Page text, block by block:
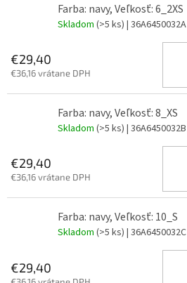
Farba: navy, Veľkosť: 6_2XS
Skladom (>5 ks) | 36A6450032A
€29,40
€36,16 vrátane DPH
Farba: navy, Veľkosť: 8_XS
Skladom (>5 ks) | 36A6450032B
€29,40
€36,16 vrátane DPH
Farba: navy, Veľkosť: 10_S
Skladom (>5 ks) | 36A6450032C
€29,40